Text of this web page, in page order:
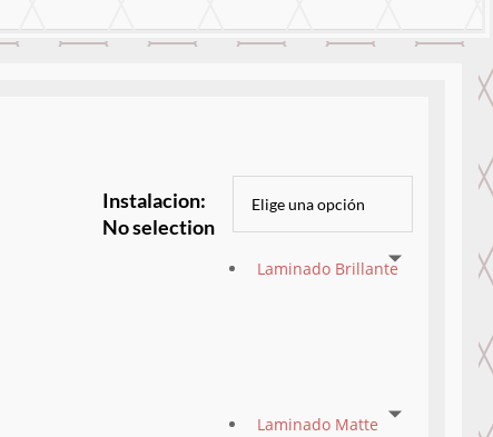
Instalacion:
No selection
Laminado Brillante
Laminado Matte